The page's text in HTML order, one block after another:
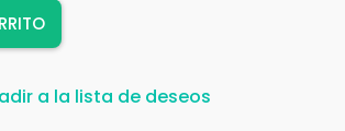
a la lista de deseos